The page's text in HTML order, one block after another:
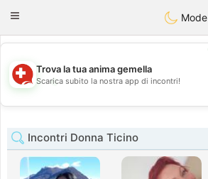
Suissi
Toggle
Mode
💖
💕
Trova la tua anima gemella
Scarica subito la nostra app di incontri!
Incontri Donna Ticino